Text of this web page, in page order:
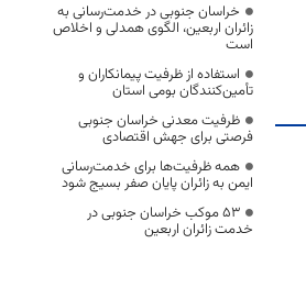
خراسان جنوبی در خدمت‌رسانی به
زائران اربعین، الگوی همدلی و اخلاص
است
استفاده از ظرفیت پیمانکاران و
تأمین‌کنندگان بومی استان
ظرفیت معدنی خراسان جنوبی
فرصتی برای جهش اقتصادی
همه ظرفیت‌ها برای خدمت‌رسانی
ایمن به زائران پایان صفر بسیج شود
53 موکب خراسان جنوبی در
خدمت زائران اربعین